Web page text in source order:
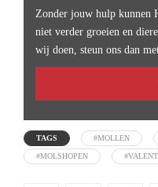
Zonder jouw hulp kunnen
niet verder groeien en
wij doen, steun ons dan
TAGS #MOLLEN
#MOLSHOPEN